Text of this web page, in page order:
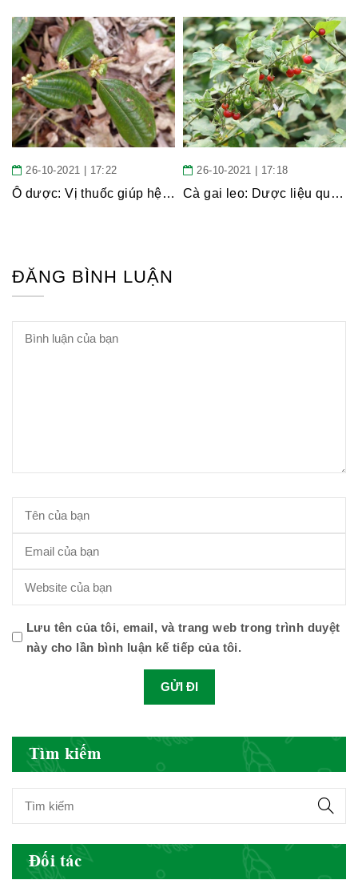
26-10-2021 | 17:22
Ô dược: Vị thuốc giúp hệ tiêu hóa khỏe mạnh
26-10-2021 | 17:18
Cà gai leo: Dược liệu quý trong vườn thuốc Nam
ĐĂNG BÌNH LUẬN
Lưu tên của tôi, email, và trang web trong trình duyệt
này cho lần bình luận kế tiếp của tôi.
Tìm kiếm
Đối tác
Phái đoàn Liên minh Châu Âu tại
Việt Nam
Hiệp hội doanh nghiệp dược Việt
Nam
Hội Đông Y Tỉnh Yên Bái